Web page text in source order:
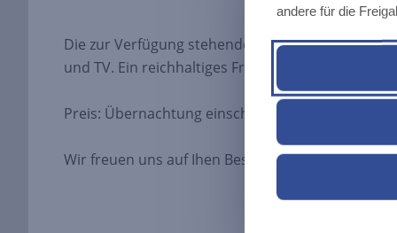
andere für die
Die zur Verfügung stehenden 3 DZ und 2 EZ
und TV. Ein reichhaltiges Frühstücksbuffet ist
Preis: Übernachtung einschl. Frühstück ab 24,00
Wir freuen uns auf Ihen Besuch!